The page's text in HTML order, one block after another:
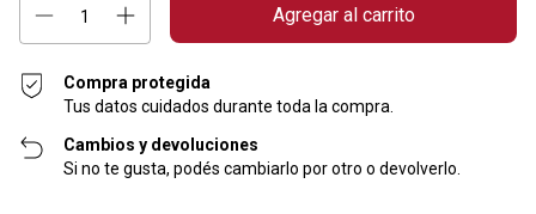
Compra protegida
Tus datos cuidados durante toda la compra.
Cambios y devoluciones
Si no te gusta, podés cambiarlo por otro o devolverlo.